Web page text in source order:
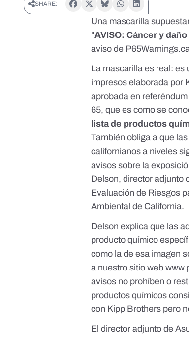
SHARE:
Una mascarilla
"AVISO: Cáncer y
aviso de
La mascarilla es real:es
impresos elaborada por
aprobada en
65, que es como se
lista de productos
También obliga a que
californianos a niveles
avisos sobre la
Delson, director adjunto
Evaluación de Riesgos
Ambiental de California.
Delson explica que las
producto químico
como la de esa imagen
a nuestro sitio web
avisos no prohíben o
productos químicos
con Kipp Brothers pero
El director adjunto de